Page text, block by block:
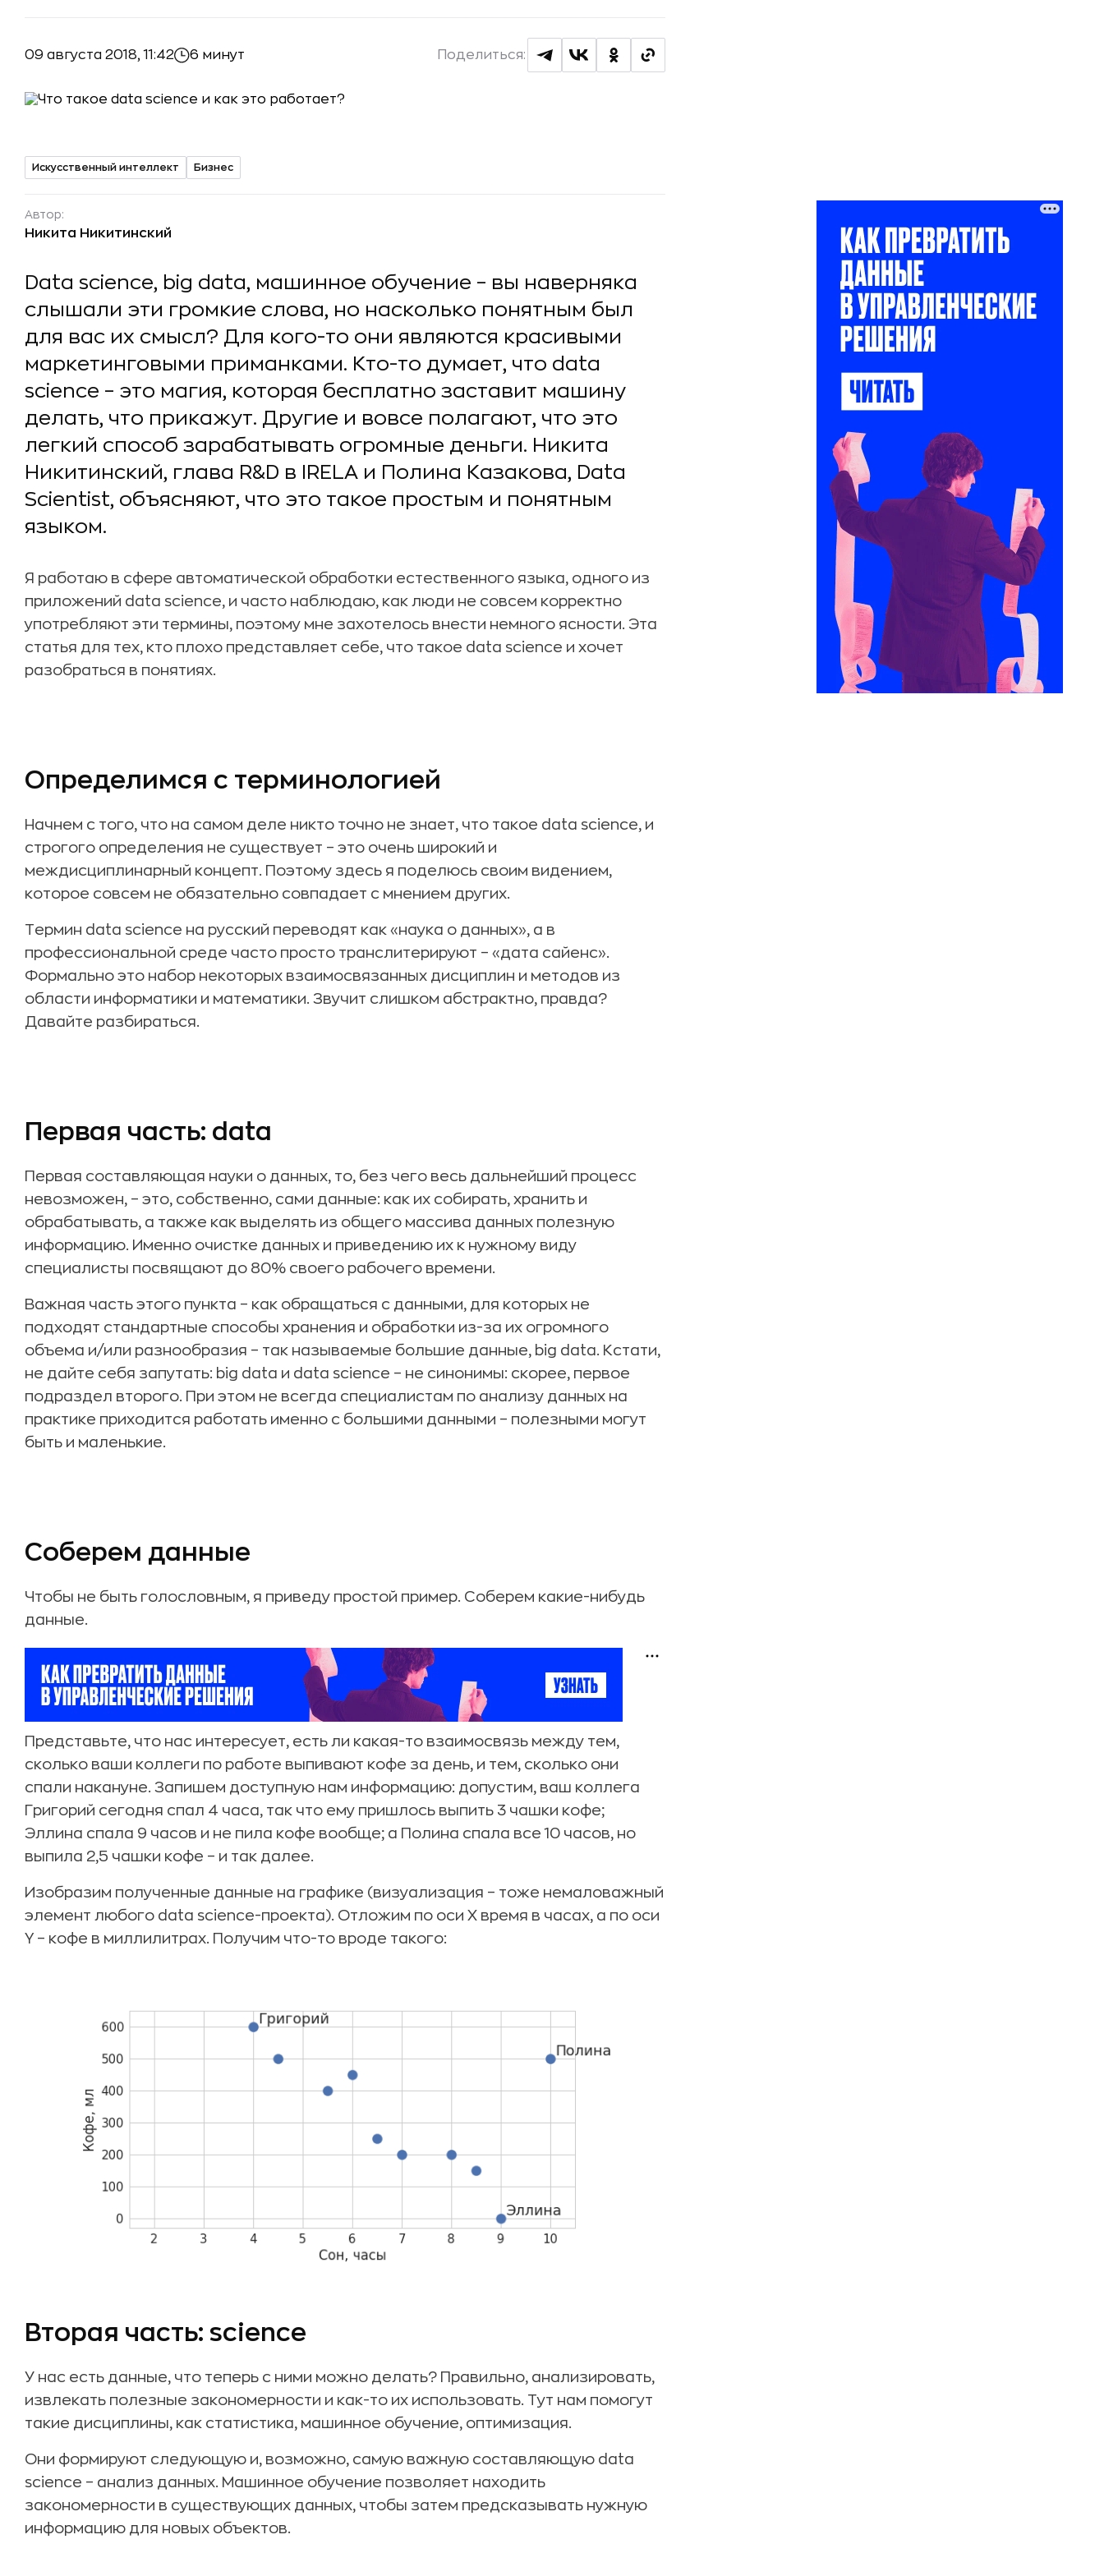
09 августа 2018, 11:42 6 минут Поделиться:
Искусственный интеллект Бизнес
Автор:
Никита Никитинский
Data science, big data, машинное обучение – вы наверняка
слышали эти громкие слова, но насколько понятным был
для вас их смысл? Для кого-то они являются красивыми
маркетинговыми приманками. Кто-то думает, что data
science – это магия, которая бесплатно заставит машину
делать, что прикажут. Другие и вовсе полагают, что это
легкий способ зарабатывать огромные деньги. Никита
Никитинский, глава R&D в IRELA и Полина Казакова, Data
Scientist, объясняют, что это такое простым и понятным
языком.
Я работаю в сфере автоматической обработки естественного языка, одного из
приложений data science, и часто наблюдаю, как люди не совсем корректно
употребляют эти термины, поэтому мне захотелось внести немного ясности. Эта
статья для тех, кто плохо представляет себе, что такое data science и хочет
разобраться в понятиях.
Определимся с терминологией
Начнем с того, что на самом деле никто точно не знает, что такое data science, и
строгого определения не существует – это очень широкий и
междисциплинарный концепт. Поэтому здесь я поделюсь своим видением,
которое совсем не обязательно совпадает с мнением других.
Термин data science на русский переводят как «наука о данных», а в
профессиональной среде часто просто транслитерируют – «дата сайенс».
Формально это набор некоторых взаимосвязанных дисциплин и методов из
области информатики и математики. Звучит слишком абстрактно, правда?
Давайте разбираться.
Первая часть: data
Первая составляющая науки о данных, то, без чего весь дальнейший процесс
невозможен, – это, собственно, сами данные: как их собирать, хранить и
обрабатывать, а также как выделять из общего массива данных полезную
информацию. Именно очистке данных и приведению их к нужному виду
специалисты посвящают до 80% своего рабочего времени.
Важная часть этого пункта – как обращаться с данными, для которых не
подходят стандартные способы хранения и обработки из-за их огромного
объема и/или разнообразия – так называемые большие данные, big data. Кстати,
не дайте себя запутать: big data и data science – не синонимы: скорее, первое
подраздел второго. При этом не всегда специалистам по анализу данных на
практике приходится работать именно с большими данными – полезными могут
быть и маленькие.
Соберем данные
Чтобы не быть голословным, я приведу простой пример. Соберем какие-нибудь
данные.
Представьте, что нас интересует, есть ли какая-то взаимосвязь между тем,
сколько ваши коллеги по работе выпивают кофе за день, и тем, сколько они
спали накануне. Запишем доступную нам информацию: допустим, ваш коллега
Григорий сегодня спал 4 часа, так что ему пришлось выпить 3 чашки кофе;
Эллина спала 9 часов и не пила кофе вообще; а Полина спала все 10 часов, но
выпила 2,5 чашки кофе – и так далее.
Изобразим полученные данные на графике (визуализация – тоже немаловажный
элемент любого data science-проекта). Отложим по оси X время в часах, а по оси
Y – кофе в миллилитрах. Получим что-то вроде такого:
Вторая часть: science
У нас есть данные, что теперь с ними можно делать? Правильно, анализировать,
извлекать полезные закономерности и как-то их использовать. Тут нам помогут
такие дисциплины, как статистика, машинное обучение, оптимизация.
Они формируют следующую и, возможно, самую важную составляющую data
science – анализ данных. Машинное обучение позволяет находить
закономерности в существующих данных, чтобы затем предсказывать нужную
информацию для новых объектов.